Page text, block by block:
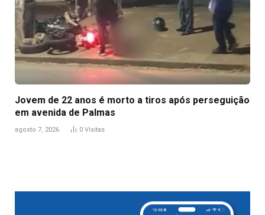
Jovem de 22 anos é morto a tiros após perseguição
em avenida de Palmas
agosto 7, 2026 0 Visitas